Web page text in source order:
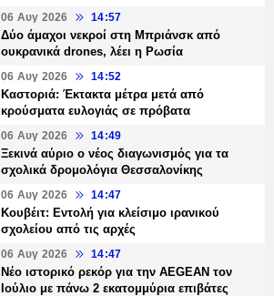
06 Αυγ 2026 14:57
Δύο άμαχοι νεκροί στη Μπριάνσκ από
ουκρανικά drones, λέει η Ρωσία
06 Αυγ 2026 14:52
Καστοριά: Έκτακτα μέτρα μετά από
κρούσματα ευλογιάς σε πρόβατα
06 Αυγ 2026 14:49
Ξεκινά αύριο ο νέος διαγωνισμός για τα
σχολικά δρομολόγια Θεσσαλονίκης
06 Αυγ 2026 14:47
Κουβέιτ: Εντολή για κλείσιμο ιρανικού
σχολείου από τις αρχές
06 Αυγ 2026 14:47
Νέο ιστορικό ρεκόρ για την AEGEAN τον
Ιούλιο με πάνω 2 εκατομμύρια επιβάτες